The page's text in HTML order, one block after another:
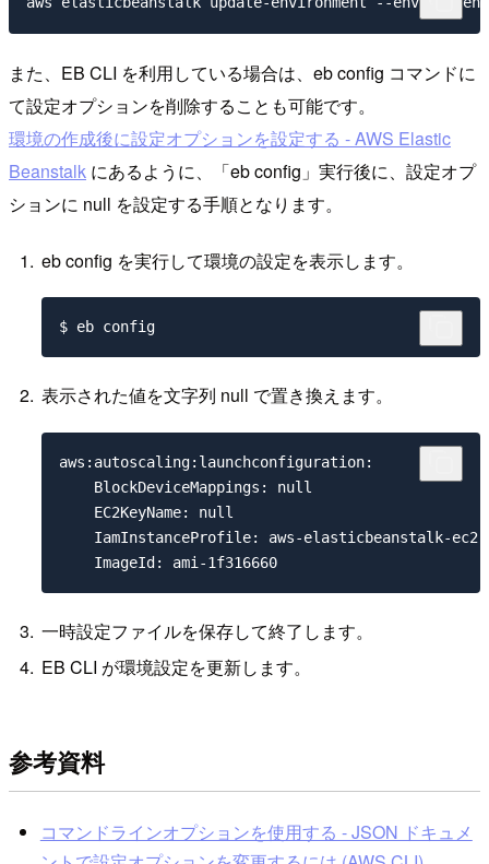
また、EB CLI を利用している場合は、eb config コマンドに
て設定オプションを削除することも可能です。
環境の作成後に設定オプションを設定する - AWS Elastic
Beanstalk にあるように、「eb config」実行後に、設定オプ
ションに null を設定する手順となります。
eb config を実行して環境の設定を表示します。
表示された値を文字列 null で置き換えます。
aws:autoscaling:launchconfiguration:
    BlockDeviceMappings: null
    EC2KeyName: null
IamInstanceProfile: aws-elasticbeanstalk-
一時設定ファイルを保存して終了します。
EB CLI が環境設定を更新します。
参考資料
コマンドラインオプションを使用する - JSON ドキュメ